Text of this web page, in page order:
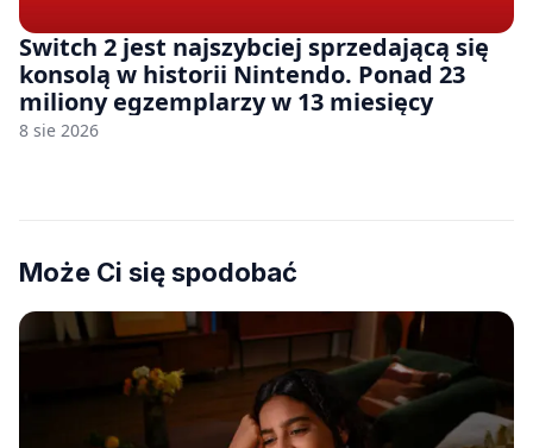
Switch 2 jest najszybciej sprzedającą się
konsolą w historii Nintendo. Ponad 23
miliony egzemplarzy w 13 miesięcy
8 sie 2026
Może Ci się spodobać